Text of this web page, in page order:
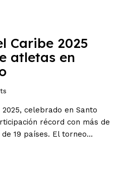
Caribe 2025
atletas en
celebrado en Santo
récord con más de
19 países. El torneo…